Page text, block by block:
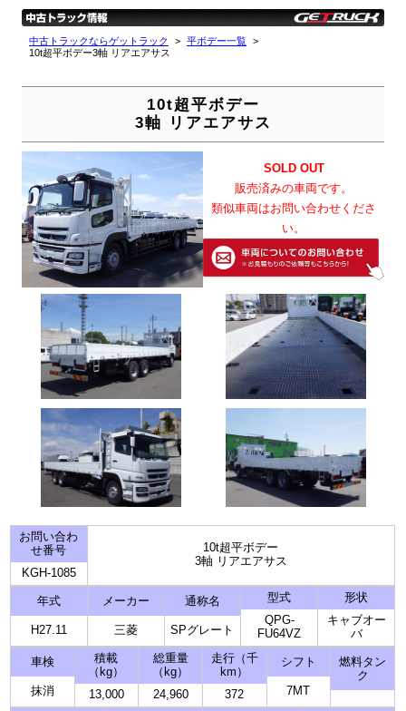
中古トラックならゲットラック
平ボデー一覧
10t超平ボデー3軸 リアエアサス
10t超平ボデー
3軸 リアエアサス
SOLD OUT
販売済みの車両です。
類似車両はお問い合わせくださ
い。
お問い合わ
せ番号
KGH-1085
10t超平ボデー
3軸 リアエアサス
年式
H27.11
メーカー
三菱
通称名
SPグレート
型式
QPG-
FU64VZ
形状
キャブオー
バ
車検
抹消
積載
（kg）
13,000
総重量
（kg）
24,960
走行（千
km）
372
シフト
7MT
燃料タン
ク